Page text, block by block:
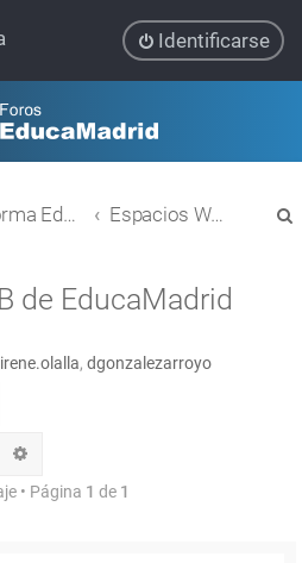
Identificarse
Plataforma Educativa EducaMadrid Espacios WEB con Liferay
de EducaMadrid
irene.olalla, dgonzalezarroyo
• Página 1 de 1